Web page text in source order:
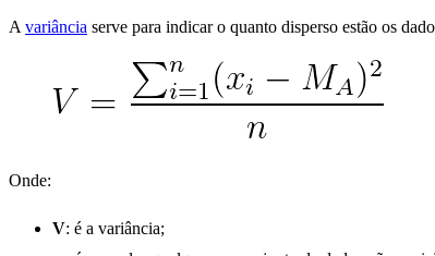
A variância serve para indicar o quanto disperso estão os
Onde:
V: é a variância;